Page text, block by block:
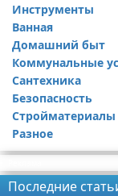
Ремонт дачи
Ремонт квартиры
Инструменты
Ванная
Домашний быт
Коммунальные
Сантехника
Безопасность
Стройматериалы
Разное
Последние